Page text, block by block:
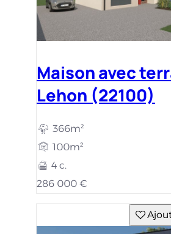
Maison avec
Lehon (22100)
366m²
100m²
4 c.
286 000 €